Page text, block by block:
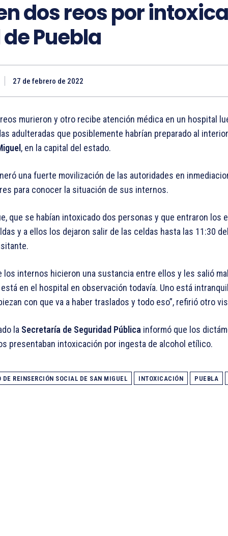
dos reos por
Puebla
27 de febrero de 2022
murieron y otro recibe atención médica en un hospital
adulteradas que posiblemente habrían preparado al
, en la capital del estado.
una fuerte movilización de las autoridades en
para conocer la situación de sus internos.
que se habían intoxicado dos personas y que entraron los
y a ellos los dejaron salir de las celdas hasta las 11:30
los internos hicieron una sustancia entre ellos y les salió
en el hospital en observación todavía. Uno está
con que va a haber traslados y todo eso”, refirió otro
la Secretaría de Seguridad Pública informó que los
presentaban intoxicación por ingesta de alcohol etílico.
DE REINSERCIÓN SOCIAL DE SAN MIGUEL INTOXICACIÓN PUEBLA